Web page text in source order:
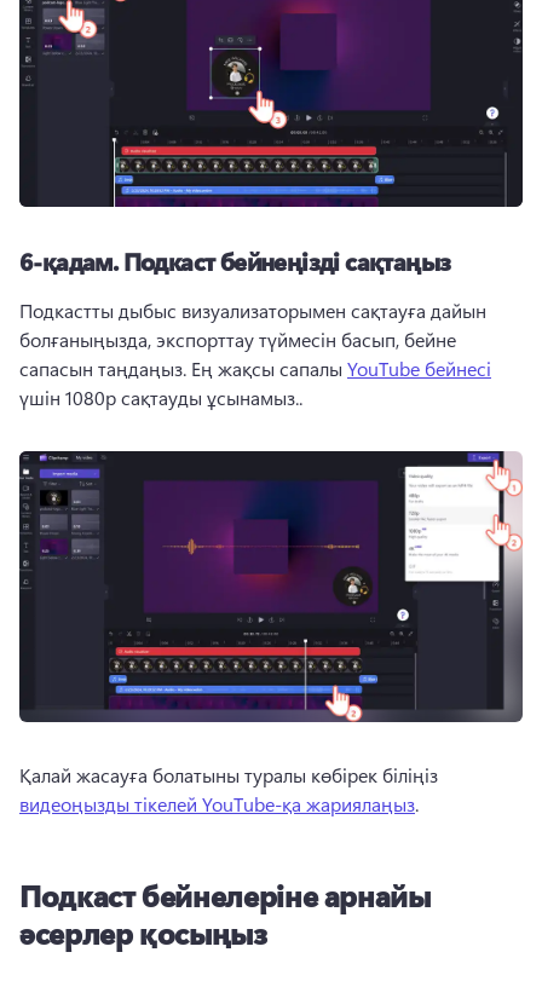
6-қадам.Подкаст бейнеңізді сақтаңыз
Подкастты дыбыс визуализаторымен сақтауға дайын
болғаныңызда, экспорттау түймесін басып, бейне
сапасын таңдаңыз. Ең жақсы сапалы YouTube бейнесі
үшін 1080p сақтауды ұсынамыз..
Қалай жасауға болатыны туралы көбірек біліңіз
видеоңызды тікелей YouTube-қа жариялаңыз.
Подкаст бейнелеріне арнайы
әсерлер қосыңыз